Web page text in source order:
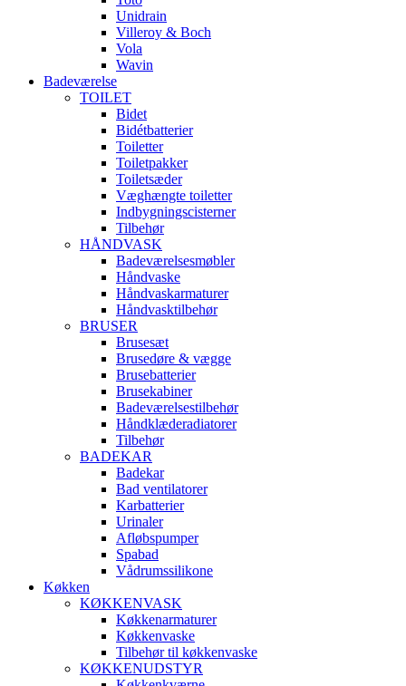
Unidrain
Villeroy & Boch
Vola
Wavin
Badeværelse
TOILET
Bidet
Bidétbatterier
Toiletter
Toiletpakker
Toiletsæder
Væghængte toiletter
Indbygningscisterner
Tilbehør
HÅNDVASK
Badeværelsesmøbler
Håndvaske
Håndvaskarmaturer
Håndvasktilbehør
BRUSER
Brusesæt
Brusedøre & vægge
Brusebatterier
Brusekabiner
Badeværelsestilbehør
Håndklæderadiatorer
Tilbehør
BADEKAR
Badekar
Bad ventilatorer
Karbatterier
Urinaler
Afløbspumper
Spabad
Vådrumssilikone
Køkken
KØKKENVASK
Køkkenarmaturer
Køkkenvaske
Tilbehør til køkkenvaske
KØKKENUDSTYR